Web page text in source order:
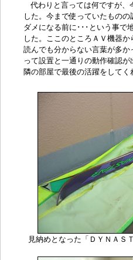
代わりと言っては何ですが、
した。今まで使っていたもの
ダメになる前に･･･という事で
した。ここのところＡＶ機器
読んでも分からない言葉が多
って設置と一通りの動作確認
隣の部屋で最後の活躍をしてく
見納めとなった「ＤＹＮＡＳ